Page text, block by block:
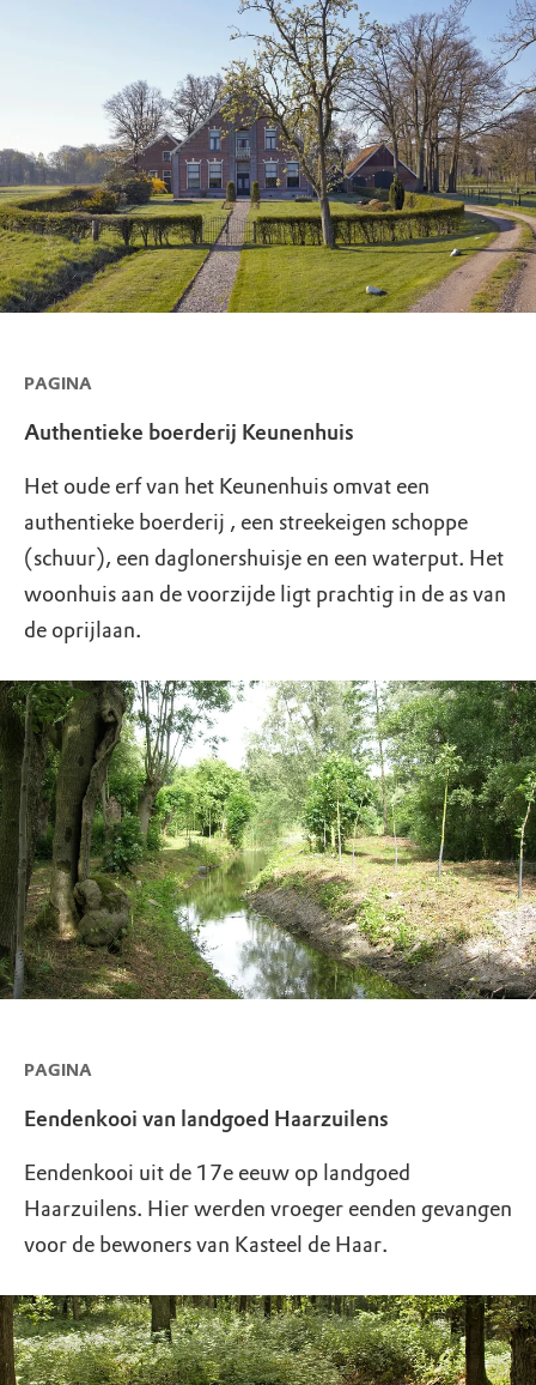
PAGINA
Authentieke boerderij Keunenhuis
Het oude erf van het Keunenhuis omvat een
authentieke boerderij , een streekeigen schoppe
(schuur), een daglonershuisje en een waterput. Het
woonhuis aan de voorzijde ligt prachtig in de as van
de oprijlaan.
PAGINA
Eendenkooi van landgoed Haarzuilens
Eendenkooi uit de 17e eeuw op landgoed
Haarzuilens. Hier werden vroeger eenden gevangen
voor de bewoners van Kasteel de Haar.